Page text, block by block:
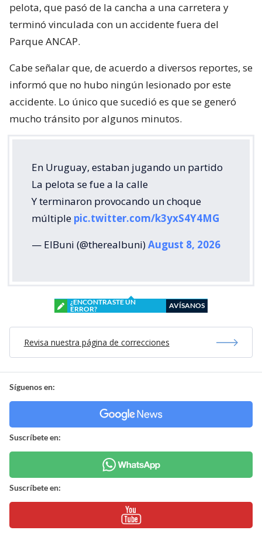
pelota, que pasó de la cancha a una carretera y
terminó vinculada con un accidente fuera del
Parque ANCAP.
Cabe señalar que, de acuerdo a diversos reportes, se
informó que no hubo ningún lesionado por este
accidente. Lo único que sucedió es que se generó
mucho tránsito por algunos minutos.
En Uruguay, estaban jugando un partido
La pelota se fue a la calle
Y terminaron provocando un choque
múltiple pic.twitter.com/k3yxS4Y4MG
— ElBuni (@therealbuni)August 8, 2026
¿ENCONTRASTE UN
ERROR?
AVÍSANOS
Revisa nuestra página de correcciones
Síguenos en:
Suscríbete en:
Suscríbete en: